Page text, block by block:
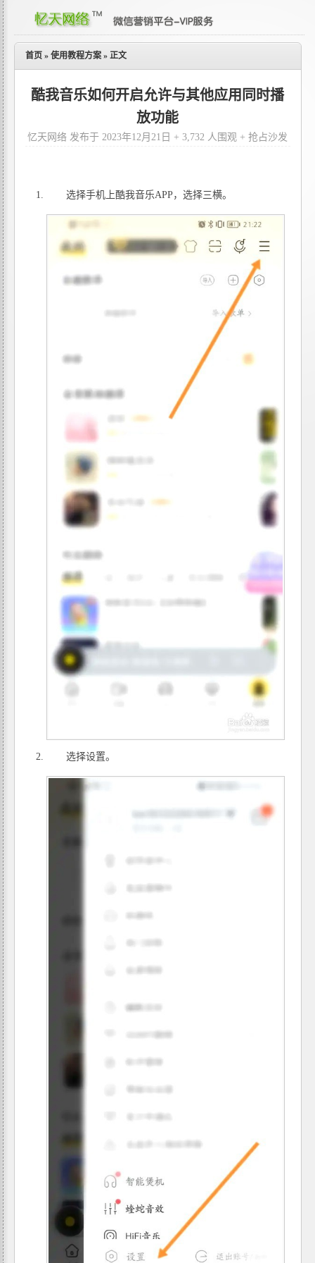
首页 » 使用教程方案» 正文
酷我音乐如何开启允许与其他应用同时播
放功能
忆天网络 发布于 2023年12月21日 + 3,732 人围观 + 抢占沙发
选择手机上酷我音乐APP，选择三横。
选择设置。